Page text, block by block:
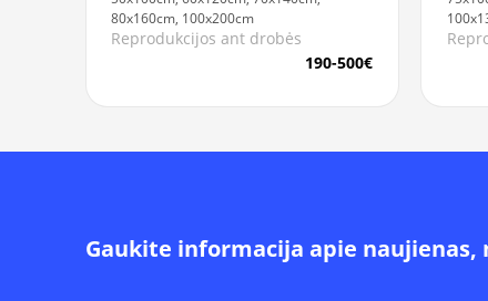
80x160cm, 100x200cm
Reprodukcijos ant drobės
190-500€
Gaukite informacija apie naujienas,